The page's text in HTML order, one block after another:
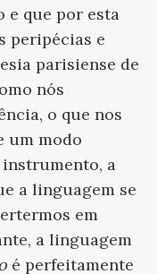
e que por esta
peripécias e
parisiense de
nós
o que nos
um modo
a
a linguagem se
em
a linguagem
é perfeitamente